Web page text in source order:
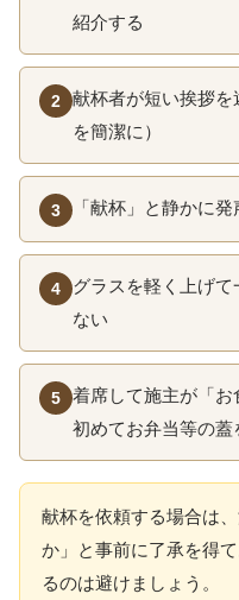
紹介する
2
献杯者が短い挨拶
を簡潔に）
3 「献杯」と静かに
4
グラスを軽く上げ
ない
5
着席して施主が「
初めてお弁当等の蓋
献杯を依頼する場合は
か」と事前に了承を得
るのは避けましょう。